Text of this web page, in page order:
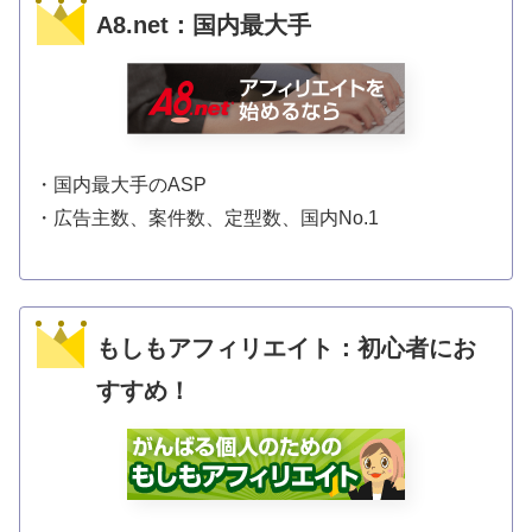
A8.net：国内最大手
・国内最大手のASP
・広告主数、案件数、定型数、国内No.1
もしもアフィリエイト：初心者にお
すすめ！